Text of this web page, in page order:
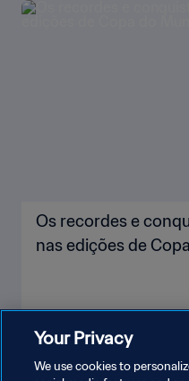
Os recordes e
nas edições de
Your Privacy
We use cookies to